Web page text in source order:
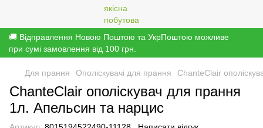
🚚 Відправлення Новою Поштою та УкрПоштою можливе
при сумі замовлення від 100 грн.
Для прання Ополіскувачі для прання ChanteClair
ChanteClair ополіскувач для прання
1л. Апельсин та нарцис